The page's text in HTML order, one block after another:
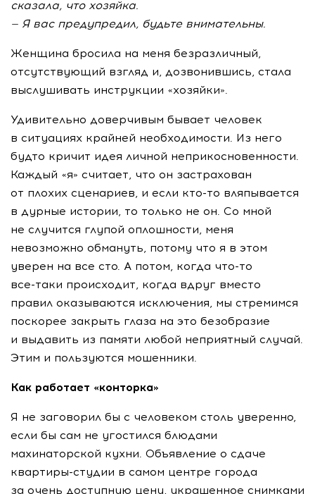
сказала, что хозяйка.
— Я вас предупредил, будьте внимательны.
Женщина бросила на меня безразличный,
отсутствующий взгляд и, дозвонившись, стала
выслушивать инструкции «хозяйки».
Удивительно доверчивым бывает человек
в ситуациях крайней необходимости. Из него
будто кричит идея личной неприкосновенности.
Каждый «я» считает, что он застрахован
от плохих сценариев, и если кто-то вляпывается
в дурные истории, то только не он. Со мной
не случится глупой оплошности, меня
невозможно обмануть, потому что я в этом
уверен на все сто. А потом, когда что-то
все-таки происходит, когда вдруг вместо
правил оказываются исключения, мы стремимся
поскорее закрыть глаза на это безобразие
и выдавить из памяти любой неприятный случай.
Этим и пользуются мошенники.
Как работает «конторка»
Я не заговорил бы с человеком столь уверенно,
если бы сам не угостился блюдами
махинаторской кухни. Объявление о сдаче
квартиры-студии в самом центре города
за очень доступную цену, украшенное снимками